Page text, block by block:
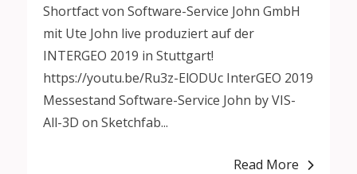
Shortfact von Software-Service John GmbH
mit Ute John live produziert auf der
INTERGEO 2019 in Stuttgart!
https://youtu.be/Ru3z-ElODUc InterGEO 2019
Messestand Software-Service John by VIS-
All-3D on Sketchfab...
Read More